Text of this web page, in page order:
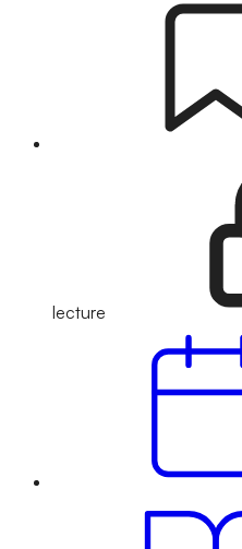
lecture